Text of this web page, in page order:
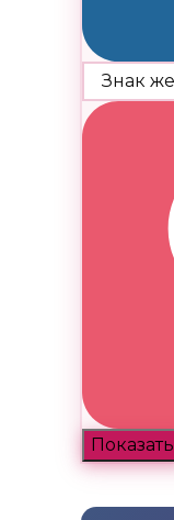
Показать